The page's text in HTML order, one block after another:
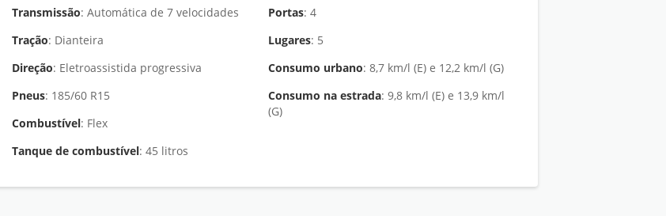
Transmissão : Automática de 7 velocidades
Tração : Dianteira
Direção : Eletroassistida progressiva
Pneus : 185/60 R15
Combustível : Flex
Tanque de combustível : 45 litros
Portas : 4
Lugares : 5
Consumo urbano : 8,7 km/l (E) e 12,2 km/l (G)
Consumo na estrada: 9,8 km/l (E) e 13,9 km/l
(G)